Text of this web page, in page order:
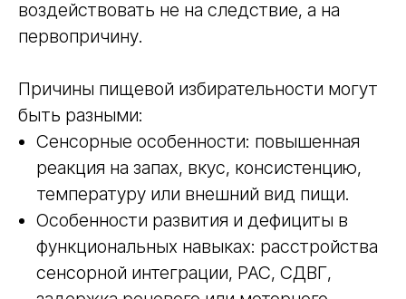
воздействовать не на следствие, а на
первопричину.
Причины пищевой избирательности могут
быть разными:
Сенсорные особенности: повышенная
реакция на запах, вкус, консистенцию,
температуру или внешний вид пищи.
Особенности развития и дефициты в
функциональных навыках: расстройства
сенсорной интеграции, РАС, СДВГ,